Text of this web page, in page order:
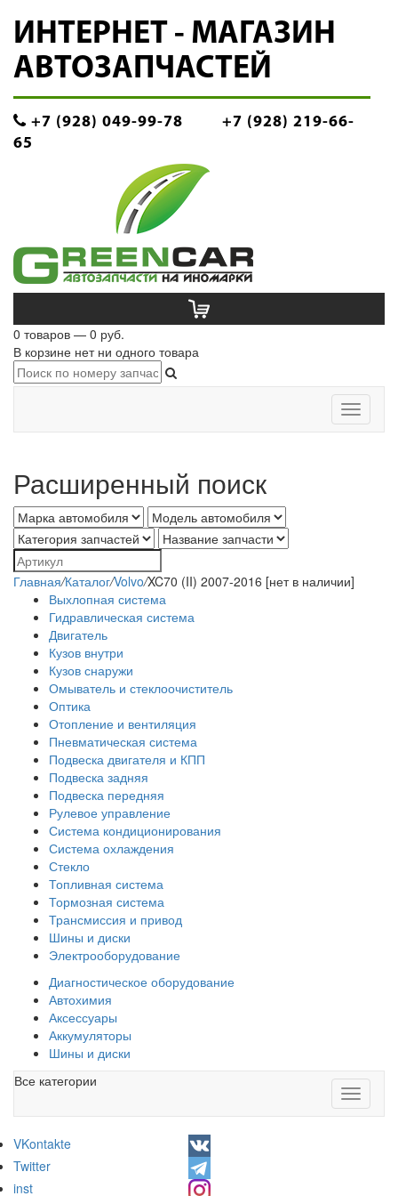
ИНТЕРНЕТ - МАГАЗИН
АВТОЗАПЧАСТЕЙ
+7 (928) 049-99-78
+7 (928) 219-66-
65
0 товаров — 0 руб.
В корзине нет ни одного товара
Toggle
Расширенный поиск
Главная/Каталог/Volvo/XC70 (II) 2007-2016 [нет в наличии]
Выхлопная система
Гидравлическая система
Двигатель
Кузов внутри
Кузов снаружи
Омыватель и стеклоочиститель
Оптика
Отопление и вентиляция
Пневматическая система
Подвеска двигателя и КПП
Подвеска задняя
Подвеска передняя
Рулевое управление
Система кондиционирования
Система охлаждения
Стекло
Топливная система
Тормозная система
Трансмиссия и привод
Шины и диски
Электрооборудование
Диагностическое оборудование
Автохимия
Аксессуары
Аккумуляторы
Шины и диски
Toggle
Все категории
VKontakte
Twitter
inst